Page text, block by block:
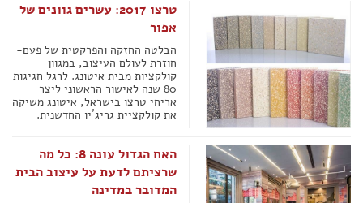
טרצו 2017: עשרים גוונים של
אפור
הבלטה החזקה והפרקטית של פעם-
חוזרת לעולם העיצוב, במגוון
קולקציות מבית איטונג. לרגל חגיגות
80 שנה לאישור הראשוני ליצר
אריחי טרצו בישראל, איטונג משיקה
את קולקציית גריג´יו החדשנית.
האח הגדול עונה 8: כל מה
שרציתם לדעת על עיצוב הבית
המדובר במדינה